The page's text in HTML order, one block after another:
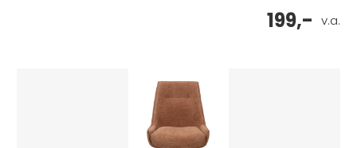
v.a.
199,-